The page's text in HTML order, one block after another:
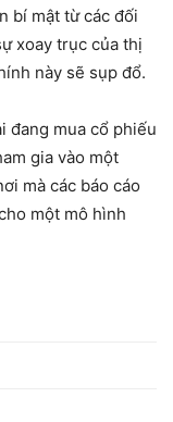
bí mật từ các đối
xoay trục của thị
này sẽ sụp đổ.
đang mua cổ phiếu
gia vào một
mà các báo cáo
một mô hình